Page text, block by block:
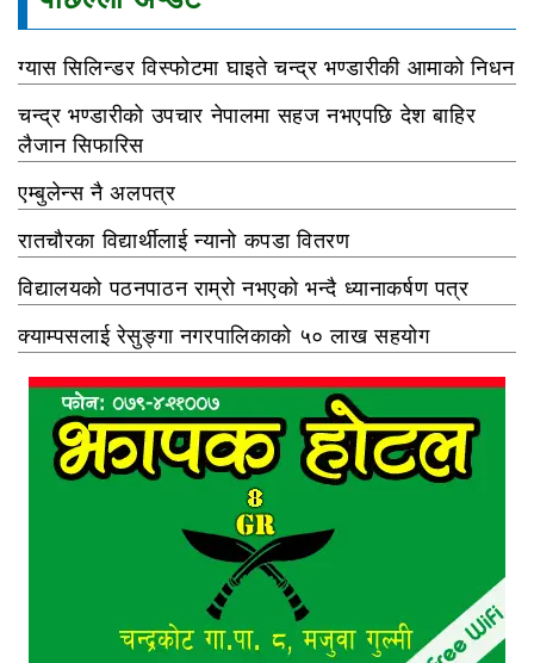
ग्यास सिलिन्डर विस्फोटमा घाइते चन्द्र भण्डारीकी आमाको निधन
चन्द्र भण्डारीको उपचार नेपालमा सहज नभएपछि देश बाहिर
लैजान सिफारिस
एम्बुलेन्स नै अलपत्र
रातचौरका विद्यार्थीलाई न्यानो कपडा वितरण
विद्यालयको पठनपाठन राम्रो नभएको भन्दै ध्यानाकर्षण पत्र
क्याम्पसलाई रेसुङ्गा नगरपालिकाको ५० लाख सहयोग